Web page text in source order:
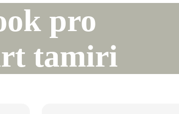
pro
tamiri